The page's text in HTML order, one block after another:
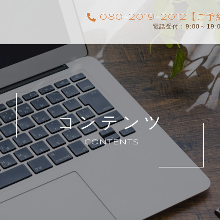
080-2019-2012【ご予約
電話受付：9:00～
コンテンツ
CONTENTS